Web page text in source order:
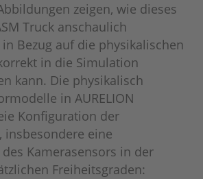
zeigen, wie dieses
Truck anschaulich
Bezug auf die physikalischen
in die Simulation
kann. Die physikalisch
in AURELION
Konfiguration der
insbesondere eine
Kamerasensors in der
Freiheitsgraden: